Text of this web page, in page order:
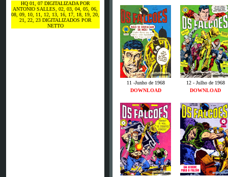
HQ 01, 07 DIGITALIZADA POR
ANTONIO SALLES, 02, 03, 04, 05, 06,
08, 09, 10, 11, 12, 13, 16, 17, 18, 19, 20,
21, 22, 23 DIGITALIZADOS POR
NETTO
11 -Junho de 1968
12 - Julho de 1968
DOWNLOAD
DOWNLOAD